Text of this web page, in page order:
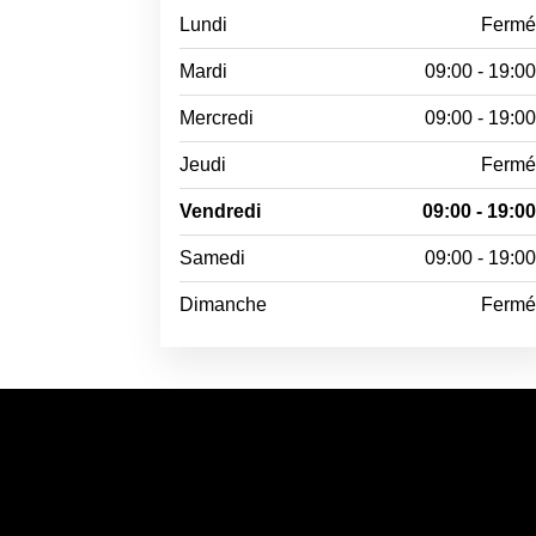
Lundi Fermé
Mardi 09:00 - 19:00
Mercredi 09:00 - 19:00
Jeudi Fermé
Vendredi 09:00 - 19:00
Samedi 09:00 - 19:00
Dimanche Fermé